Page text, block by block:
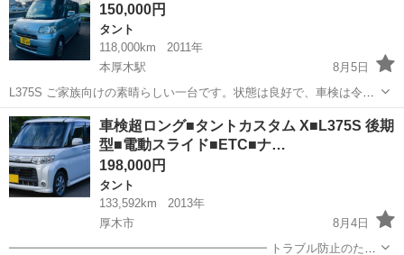
150,000円
タント
118,000km
2011年
本厚木駅
8月5日
L375S ご家族向けの素晴らしい一台です。状態は良好で、車検は令和
10年7月28日まで有効です。エアコン、スライドドア、パワーウィンド
ウ、電動格納ミラー、アルミホイールを装備しており、すべての機能
が正常に動作します。 ...
神奈川 厚木市 本厚木駅 タント
車検超ロング■タントカスタム X■L375S 後期
型■電動スライド■ETC■ナ…
198,000円
タント
133,592km
2013年
厚木市
8月4日
━━━━━━━━━━━━━━━━━━━━━━ トラブル防止のた